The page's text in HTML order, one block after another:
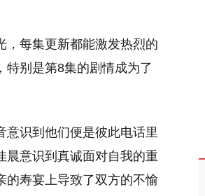
，每集更新都能激发热烈的
特别是第8集的剧情成为了
意识到他们便是彼此电话里
晨意识到真诚面对自我的重
的寿宴上导致了双方的不愉